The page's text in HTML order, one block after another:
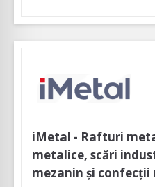
iMetal - Rafturi
metalice, scări
mezanin și confecții